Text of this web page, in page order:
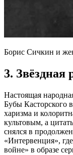
Борис Сичкин и
3. Звёздная
Настоящая
Бубы Касторского
харизма и
культовым, а
снялся в
«Интервенция»,
войне» в образе